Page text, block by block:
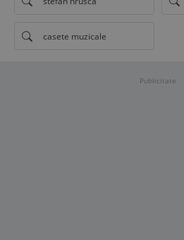
casete muzicale
Publicitate